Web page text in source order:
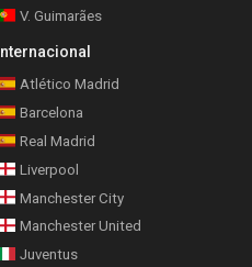
V. Guimarães
Internacional
Atlético Madrid
Barcelona
Real Madrid
Liverpool
Manchester City
Manchester United
Juventus